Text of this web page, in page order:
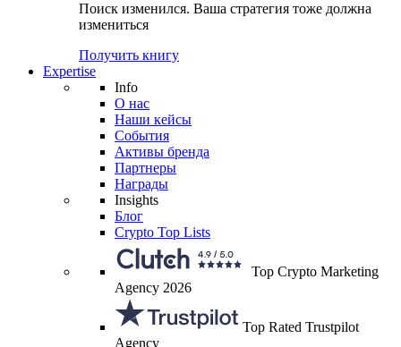
Поиск изменился. Ваша стратегия тоже должна
измениться
Получить книгу
Expertise
Info
О нас
Наши кейсы
События
Активы бренда
Партнеры
Награды
Insights
Блог
Crypto Top Lists
Top Crypto Marketing
Agency 2026
Top Rated Trustpilot
Agency